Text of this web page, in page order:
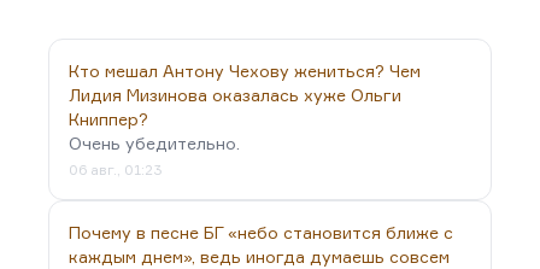
Я знал его как очень сильного публициста. Он
замечательно писал,…
Кто мешал Антону Чехову жениться? Чем
Лидия Мизинова оказалась хуже Ольги
Книппер?
Очень убедительно.
06 авг., 01:23
Почему в песне БГ «небо становится ближе с
каждым днем», ведь иногда думаешь совсем